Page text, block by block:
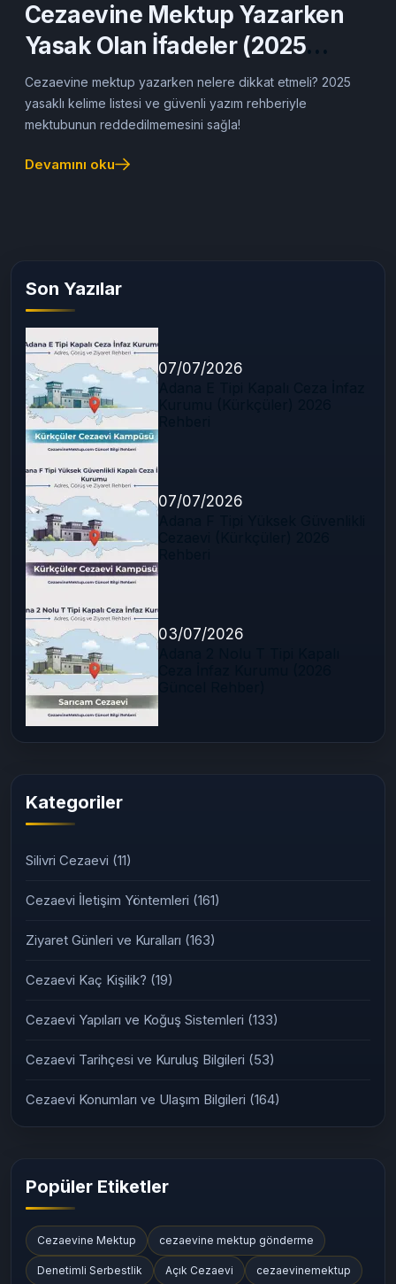
Cezaevine Mektup Yazarken
Yasak Olan İfadeler (2025
Güncel Rehber)
Cezaevine mektup yazarken nelere dikkat etmeli? 2025
yasaklı kelime listesi ve güvenli yazım rehberiyle
mektubunun reddedilmemesini sağla!
Devamını oku
Son Yazılar
07/07/2026
07/07/2026
03/07/2026
Kategoriler
Silivri Cezaevi (11)
Cezaevi İletişim Yöntemleri (161)
Ziyaret Günleri ve Kuralları (163)
Cezaevi Kaç Kişilik? (19)
Cezaevi Yapıları ve Koğuş Sistemleri (133)
Cezaevi Tarihçesi ve Kuruluş Bilgileri (53)
Cezaevi Konumları ve Ulaşım Bilgileri (164)
Popüler Etiketler
Cezaevine Mektup cezaevine mektup gönderme
Denetimli Serbestlik Açık Cezaevi cezaevinemektup